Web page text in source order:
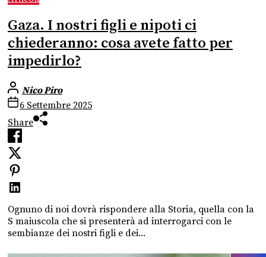
Gaza. I nostri figli e nipoti ci
chiederanno: cosa avete fatto per
impedirlo?
Nico Piro
6 Settembre 2025
Share
Ognuno di noi dovrà rispondere alla Storia, quella con la
S maiuscola che si presenterà ad interrogarci con le
sembianze dei nostri figli e dei...